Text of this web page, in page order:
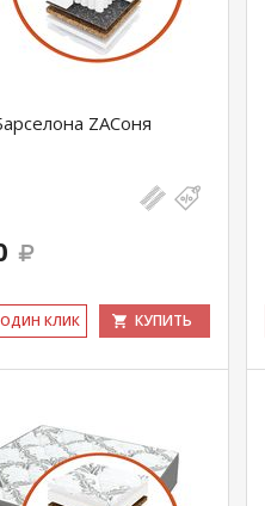
ZAСоня
КЛИК КУПИТЬ